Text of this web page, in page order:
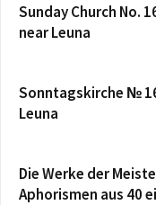
Sunday Church No.
near Leuna
Sonntagskirche №
Leuna
Die Werke der
Aphorismen aus 40